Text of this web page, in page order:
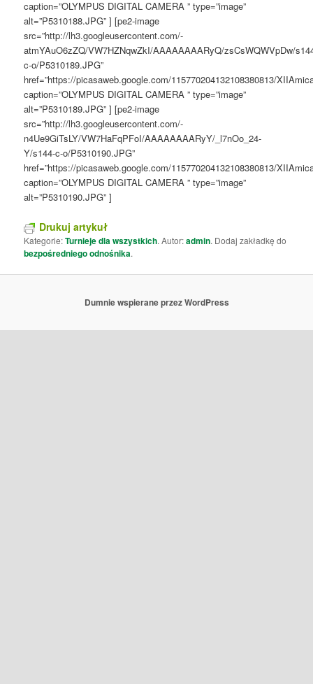
caption=”OLYMPUS DIGITAL CAMERA ” type=”image”
alt=”P5310188.JPG” ] [pe2-image
src=”http://lh3.googleusercontent.com/-
atmYAuO6zZQ/VW7HZNqwZkI/AAAAAAAARyQ/zsCsWQWVpDw/
c-o/P5310189.JPG”
href=”https://picasaweb.google.com/115770204132108380813/
caption=”OLYMPUS DIGITAL CAMERA ” type=”image”
alt=”P5310189.JPG” ] [pe2-image
src=”http://lh3.googleusercontent.com/-
n4Ue9GiTsLY/VW7HaFqPFoI/AAAAAAAARyY/_l7nOo_24-
Y/s144-c-o/P5310190.JPG”
href=”https://picasaweb.google.com/115770204132108380813/
caption=”OLYMPUS DIGITAL CAMERA ” type=”image”
alt=”P5310190.JPG” ]
Drukuj artykuł
Kategorie:Turnieje dla wszystkich. Autor:admin. Dodaj zakładkę do
bezpośredniego odnośnika.
Dumnie wspierane przez WordPress